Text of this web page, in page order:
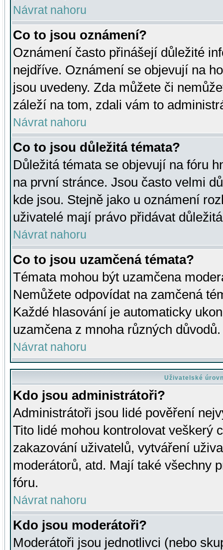
Návrat nahoru
Co to jsou oznámení?
Oznámení často přinášejí důležité
nejdříve. Oznámení se objevují na
jsou uvedeny. Zda můžete či
záleží na tom, zdali vám to
Návrat nahoru
Co to jsou důležitá témata?
Důležitá témata se objevují na fóru
na první stránce. Jsou často velmi
kde jsou. Stejně jako u oznámení
uživatelé mají právo přidávat
Návrat nahoru
Co to jsou uzamčená témata?
Témata mohou být uzamčena
Nemůžete odpovídat na zamčená
Každé hlasování je automaticky
uzamčena z mnoha různých důvodů.
Návrat nahoru
Uživatelské
Kdo jsou administrátoři?
Administrátoři jsou lidé pověření
Tito lidé mohou kontrolovat veškerý
zakazování uživatelů, vytváření
moderátorů, atd. Mají také všechny
fóru.
Návrat nahoru
Kdo jsou moderátoři?
Moderátoři jsou jednotlivci (nebo